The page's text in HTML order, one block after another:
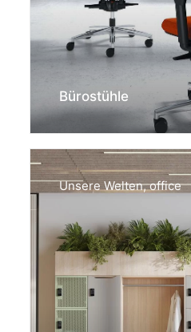
Bürostühle
Unsere Welten,office